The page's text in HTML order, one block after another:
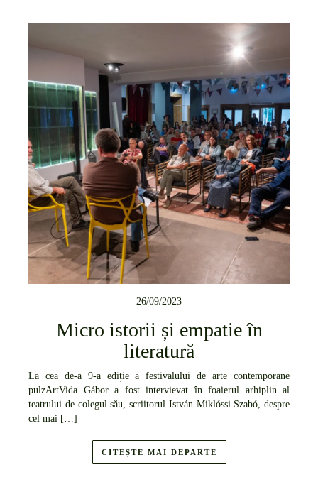
26/09/2023
Micro istorii și empatie în
literatură
La cea de-a 9-a ediție a festivalului de arte contemporane
pulzArtVida Gábor a fost intervievat în foaierul arhiplin al
teatrului de colegul său, scriitorul István Miklóssi Szabó, despre
cel mai […]
CITEȘTE MAI DEPARTE